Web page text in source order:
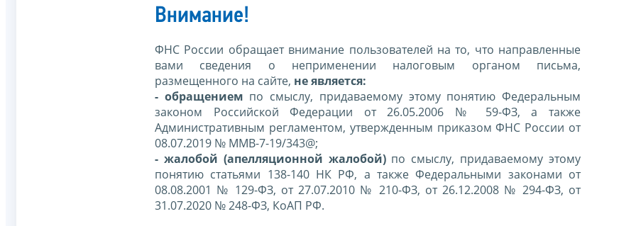
Внимание!
ФНС России обращает внимание пользователей на то, что направленные
вами сведения о неприменении налоговым органом письма,
размещенного на сайте, не является:
- обращением по смыслу, придаваемому этому понятию Федеральным
законом Российской Федерации от 26.05.2006 № 59-ФЗ, а также
Административным регламентом, утвержденным приказом ФНС России от
08.07.2019 № ММВ-7-19/343@;
- жалобой (апелляционной жалобой)по смыслу, придаваемому этому
понятию статьями 138-140 НК РФ, а также Федеральными законами от
08.08.2001 № 129-ФЗ, от 27.07.2010 № 210-ФЗ, от 26.12.2008 № 294-ФЗ, от
31.07.2020 № 248-ФЗ, КоАП РФ.